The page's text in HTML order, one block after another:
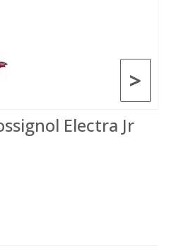
>
Electra Jr